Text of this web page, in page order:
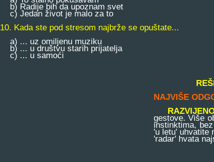
b) Radije bih da upoznam svet
c) Jedan život je malo za to
10. Kada ste pod stresom najbrže se opuštate...
a) ... uz omiljenu muziku
b) ... u društvu starih prijatelja
c) ... u samoći
NAJVIŠE
gestove. Više
instinktima,
'u letu' uhvatite
'radar' hvata